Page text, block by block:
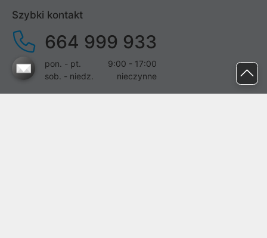
Szybki kontakt
664 999 933
pon. - pt.
9:00 - 17:00
sob. - niedz.
nieczynne